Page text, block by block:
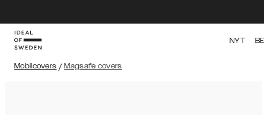
NYT
Mobilcovers / Magsafe covers